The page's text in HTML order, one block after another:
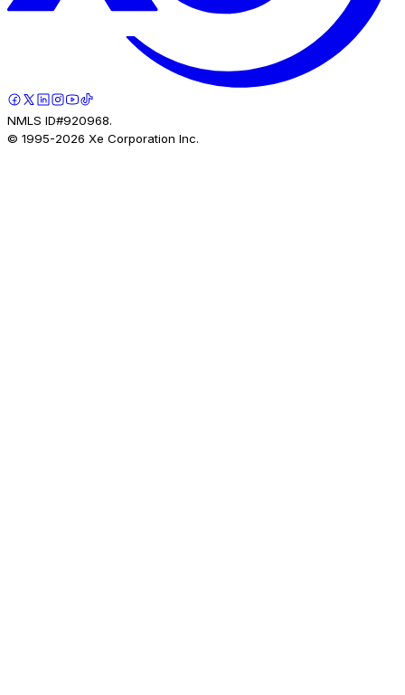
NMLS ID#920968.
© 1995-2026 Xe Corporation Inc.